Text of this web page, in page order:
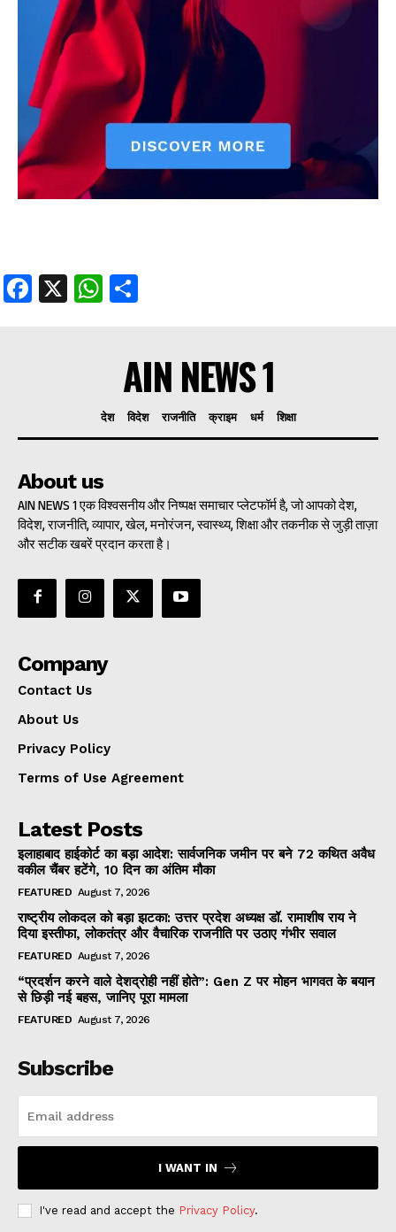
Facebook
X WhatsApp
Share
Facebook
X WhatsApp
AIN NEWS 1
देश विदेश राजनीति क्राइम धर्म शिक्षा
About us
AIN NEWS 1 एक विश्वसनीय और निष्पक्ष समाचार प्लेटफॉर्म है, जो आपको देश,
विदेश, राजनीति, व्यापार, खेल, मनोरंजन, स्वास्थ्य, शिक्षा और तकनीक से जुड़ी ताज़ा
और सटीक खबरें प्रदान करता है।
Company
Contact Us
About Us
Privacy Policy
Terms of Use Agreement
Latest Posts
इलाहाबाद हाईकोर्ट का बड़ा आदेश: सार्वजनिक जमीन पर बने 72 कथित अवैध
वकील चैंबर हटेंगे, 10 दिन का अंतिम मौका
FEATURED August 7, 2026
राष्ट्रीय लोकदल को बड़ा झटका: उत्तर प्रदेश अध्यक्ष डॉ. रामाशीष राय ने
दिया इस्तीफा, लोकतंत्र और वैचारिक राजनीति पर उठाए गंभीर सवाल
FEATURED August 7, 2026
“प्रदर्शन करने वाले देशद्रोही नहीं होते”: Gen Z पर मोहन भागवत के बयान
से छिड़ी नई बहस, जानिए पूरा मामला
FEATURED August 7, 2026
Subscribe
I WANT IN
I've read and accept the Privacy Policy.